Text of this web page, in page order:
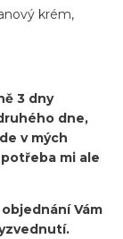
krém,
3 dny
dne,
v mých
mi ale
Vám